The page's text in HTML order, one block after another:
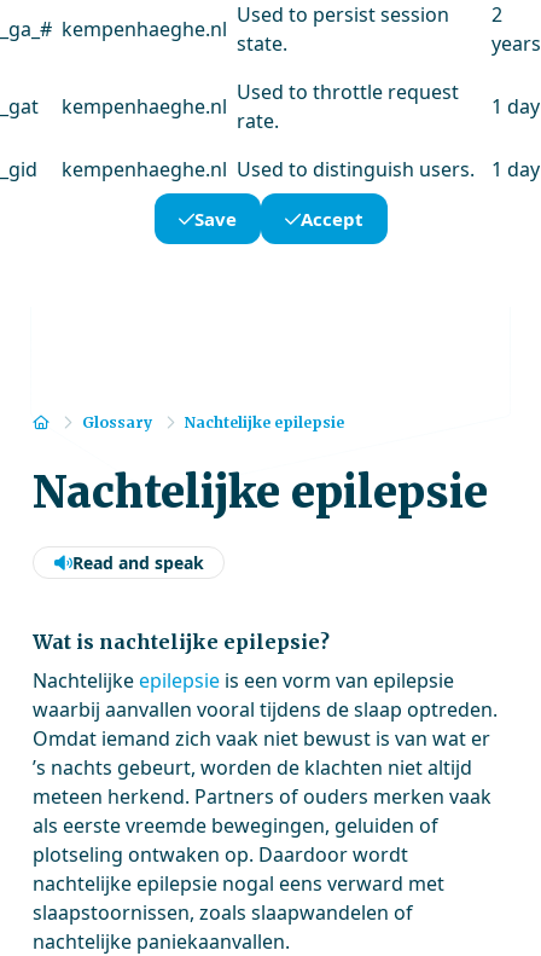
_ga_# kempenhaeghe.nl
Used to persist session
state.
2
years
_gat kempenhaeghe.nl
Used to throttle request
rate.
1 day
_gid kempenhaeghe.nl Used to distinguish users. 1 day
Save Accept
HomeGlossary Nachtelijke epilepsie
Nachtelijke epilepsie
Read and speak
Wat is nachtelijke epilepsie?
Nachtelijkeepilepsie is een vorm van epilepsie
waarbij aanvallen vooral tijdens de slaap optreden.
Omdat iemand zich vaak niet bewust is van wat er
’s nachts gebeurt, worden de klachten niet altijd
meteen herkend. Partners of ouders merken vaak
als eerste vreemde bewegingen, geluiden of
plotseling ontwaken op. Daardoor wordt
nachtelijke epilepsie nogal eens verward met
slaapstoornissen, zoals slaapwandelen of
nachtelijke paniekaanvallen.